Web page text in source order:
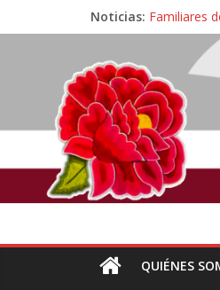
Noticias: Familiares
Alertan
Un nuevo
🎧Capítulo 2
QUIÉNES